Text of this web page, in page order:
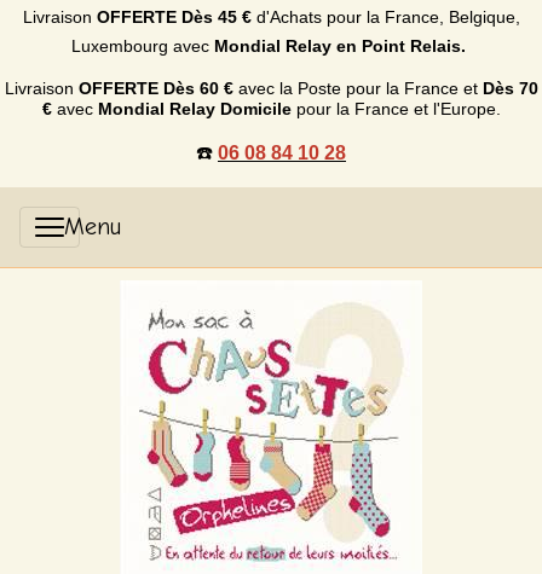
Livraison OFFERTE Dès 45 €d'Achats pour la France, Belgique,
Luxembourg avec Mondial Relay en Point Relais.
Livraison OFFERTE Dès 60 €avec la Poste pour la France et Dès 70
€avec Mondial Relay Domicilepour la France et l'Europe.
☎️ 06 08 84 10 28